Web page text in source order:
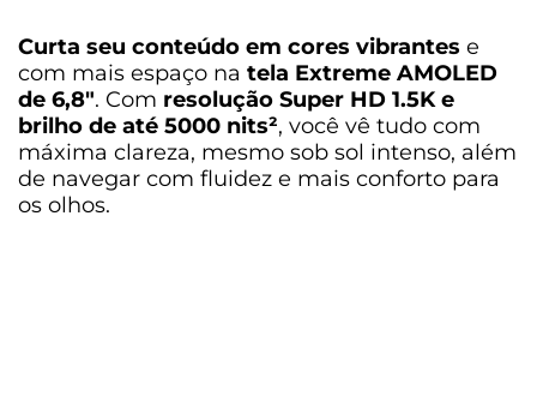
Memória RAM
4GB RAM + 8GB RAM Boost Inteligente*
Armazenamento
Armazenamento Total: 256 GB
Armazenamento Disponível: 236 GB
Curta seu conteúdo em cores vibrantes e
com mais espaço na tela Extreme AMOLED
de 6,8″. Com resolução Super HD 1.5K e
brilho de até 5000 nits², você vê tudo com
máxima clareza, mesmo sob sol intenso, além
de navegar com fluidez e mais conforto para
os olhos.